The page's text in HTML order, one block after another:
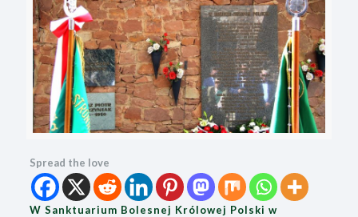
Spread the love
W Sanktuarium Bolesnej Królowej Polski w